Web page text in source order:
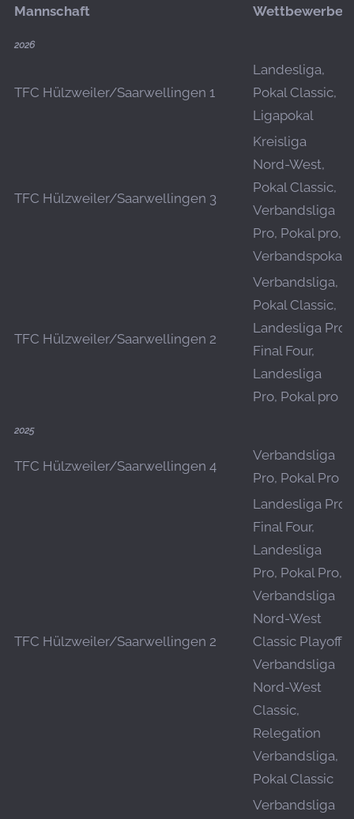
Mannschaft Wettbewerbe
2026
TFC Hülzweiler/Saarwellingen 1
Landesliga,
Pokal Classic,
Ligapokal
TFC Hülzweiler/Saarwellingen 3
Kreisliga
Nord-West,
Pokal Classic,
Verbandsliga
Pro, Pokal pro,
Verbandspokal
TFC Hülzweiler/Saarwellingen 2
Verbandsliga,
Pokal Classic,
Landesliga Pro
Final Four,
Landesliga
Pro, Pokal pro
2025
TFC Hülzweiler/Saarwellingen 4
Verbandsliga
Pro, Pokal Pro
TFC Hülzweiler/Saarwellingen 2
Landesliga Pro
Final Four,
Landesliga
Pro, Pokal Pro,
Verbandsliga
Nord-West
Classic Playoff,
Verbandsliga
Nord-West
Classic,
Relegation
Verbandsliga,
Pokal Classic
Verbandsliga